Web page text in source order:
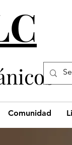
Comunidad